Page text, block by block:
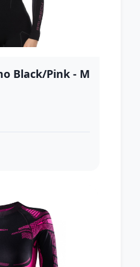
Black/Pink - M